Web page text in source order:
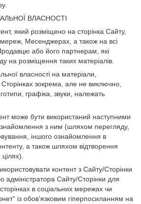
ВЛАСНОСТІ
який розміщено на сторінка Сайту,
мереж, Месенджерах, а також на всі
або його партнерам, які
на розміщення таких матеріалів.
власності на матеріали,
Сторінках зокрема, але не виключно,
графіка, звуки, належать
може бути використаний наступними
з ним (шляхом перегляду,
іншого ознайомлення в
а також шляхом відтворення
контент з Сайту/Сторінки
адміністратора Сайту/Сторінки для
в соціальних мережах чи
із обов'язковим гіперпосиланням на